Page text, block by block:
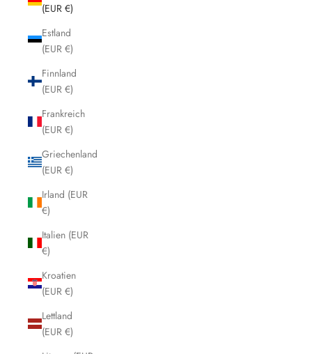
(EUR €)
Estland
(EUR €)
Finnland
(EUR €)
Frankreich
(EUR €)
Griechenland
(EUR €)
Irland (EUR
€)
Italien (EUR
€)
Kroatien
(EUR €)
Lettland
(EUR €)